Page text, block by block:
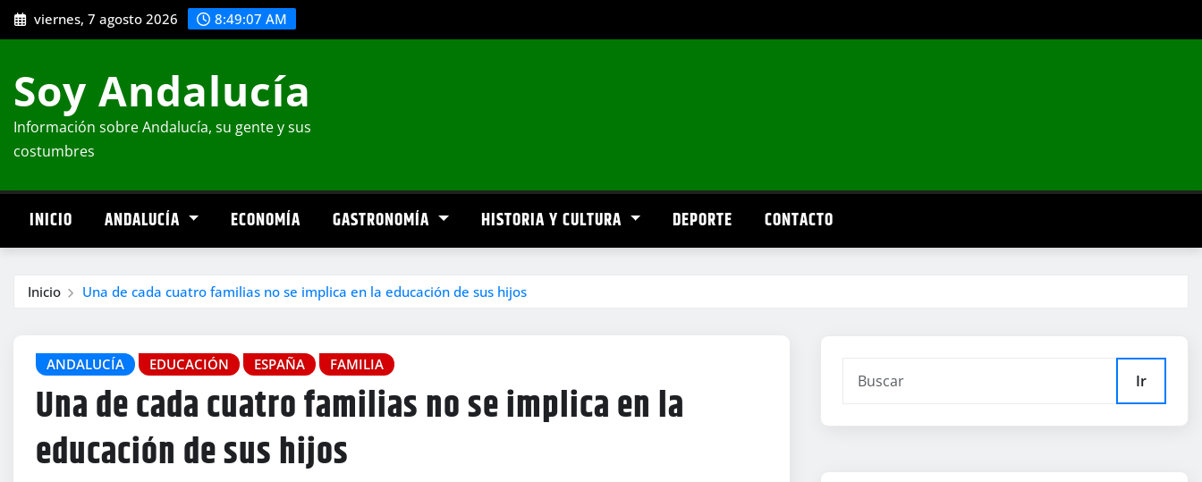
Saltar
al
viernes, 7 agosto 2026 8:49:08 AM
Soy Andalucía
Información sobre Andalucía, su gente y sus
costumbres
INICIO ANDALUCÍA ECONOMÍA GASTRONOMÍA HISTORIA Y CULTURA DEPORTE CONTACTO
Inicio Una de cada cuatro familias no se implica en la educación de sus hijos
ANDALUCÍA EDUCACIÓN ESPAÑA FAMILIA
Una de cada cuatro familias no se implica en la
educación de sus hijos
Ir